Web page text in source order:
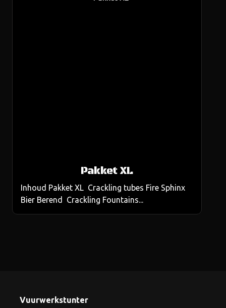
Pakket XL
Inhoud Pakket XL Crackling tubes Fire Sphinx
Bier Berend Crackling Fountains...
Vuurwerkstunter